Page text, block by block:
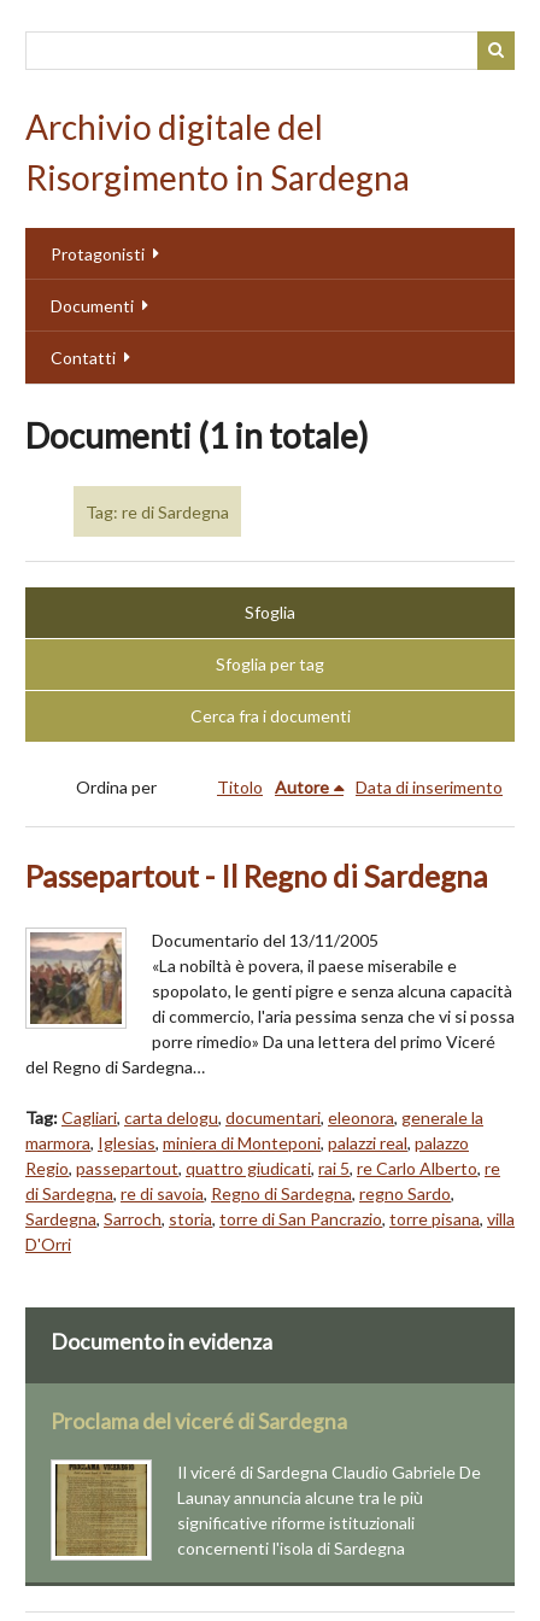
Archivio digitale del
Risorgimento in Sardegna
Protagonisti
Documenti
Contatti
Documenti (1 in totale)
Tag: re di Sardegna
Sfoglia
Sfoglia per tag
Cerca fra i documenti
Ordina per Titolo Autore Data di inserimento
Passepartout - Il Regno di Sardegna
Documentario del 13/11/2005
«La nobiltà è povera, il paese miserabile e
spopolato, le genti pigre e senza alcuna capacità
di commercio, l'aria pessima senza che vi si possa
porre rimedio» Da una lettera del primo Viceré
del Regno di Sardegna…
Tag:Cagliari, carta delogu, documentari, eleonora, generale la
marmora, Iglesias, miniera di Monteponi, palazzi real, palazzo
Regio, passepartout, quattro giudicati, rai 5, re Carlo Alberto, re
di Sardegna, re di savoia, Regno di Sardegna, regno Sardo,
Sardegna, Sarroch, storia, torre di San Pancrazio, torre pisana, villa
D'Orri
Documento in evidenza
Proclama del viceré di Sardegna
Il viceré di Sardegna Claudio Gabriele De
Launay annuncia alcune tra le più
significative riforme istituzionali
concernenti l'isola di Sardegna